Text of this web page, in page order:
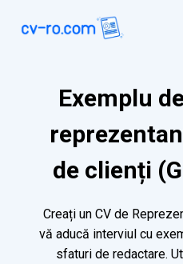
Exemplu
de clienți
Creați un CV de
vă aducă interviul cu
sfaturi de redactare.